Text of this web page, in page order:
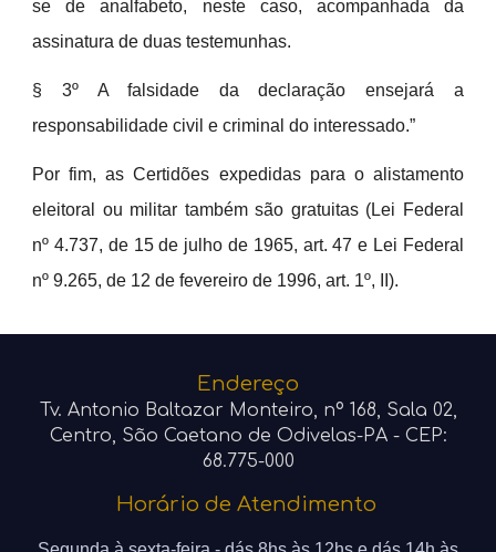
se de analfabeto, neste caso, acompanhada da
assinatura de duas testemunhas.
§ 3º A falsidade da declaração ensejará a
responsabilidade civil e criminal do interessado.”
Por fim, as Certidões expedidas para o alistamento
eleitoral ou militar também são gratuitas (Lei Federal
nº 4.737, de 15 de julho de 1965, art. 47 e Lei Federal
nº 9.265, de 12 de fevereiro de 1996, art. 1º, II).
Endereço
Tv. Antonio Baltazar Monteiro, nº 168, Sala 02,
Centro, São Caetano de Odivelas-PA - CEP:
68.775-000
Horário de Atendimento